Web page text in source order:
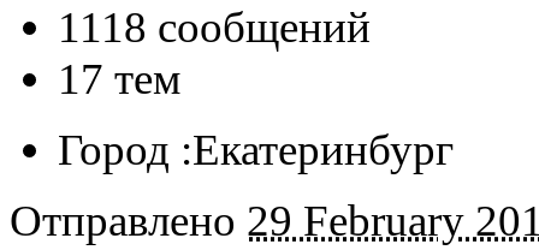
1118 сообщений
17 тем
Город :Екатеринбург
Отправлено 29 February